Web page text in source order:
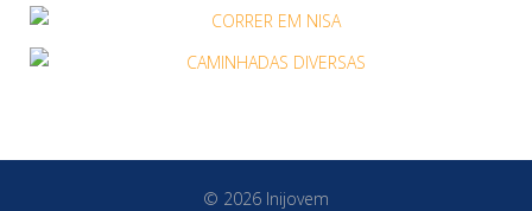
© 2026 Inijovem